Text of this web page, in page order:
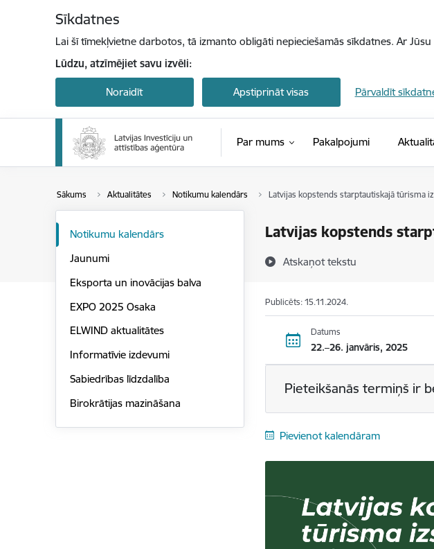
Sīkdatnes
Lai šī tīmekļvietne darbotos, tā izmanto obligāti nepieciešamās sīkdatnes. Ar
Lūdzu, atzīmējiet savu izvēli:
Noraidīt Apstiprināt visas Pārvaldīt
Par mums Pakalpojumi
Sākums Aktualitātes Notikumu kalendārs Latvijas kopstends starptautiskajā tūrisma
Latvijas kopstends
Atskaņot tekstu
Notikumu kalendārs
Jaunumi
Eksporta un inovācijas balva
EXPO 2025 Osaka
ELWIND aktualitātes
Informatīvie izdevumi
Sabiedrības līdzdalība
Birokrātijas mazināšana
Publicēts: 15.11.2024.
Datums
22.–26. janvāris, 2025
Pieteikšanās termiņš ir
Pievienot kalendāram